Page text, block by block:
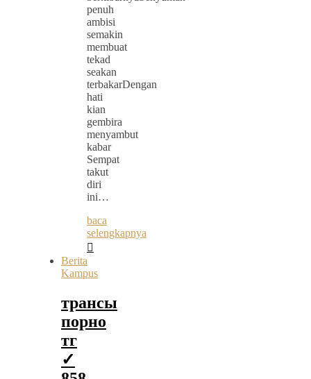
penuh
ambisi
semakin
membuat
tekad
seakan
terbakarDengan
hati
kian
gembira
menyambut
kabar
Sempat
takut
diri
ini…
baca
selengkapnya
Berita
Kampus
трансы
порно
тг
✓